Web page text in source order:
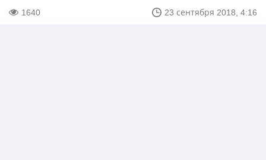
1640 23 сентября 2018, 4:16